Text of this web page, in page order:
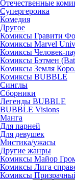
Отечественные
Супергероика
Комедия
Другое
Комиксы Гравити
Комиксы Marvel
Комиксы Человек-
Комиксы Бэтмен
Комиксы Земля
Комиксы BUBBLE
Синглы
Сборники
Легенды BUBBLE
BUBBLE Visions
Манга
Для парней
Для девушек
Мистика/ужасы
Другие жанры
Комиксы Майор
Комиксы Лига
Комиксы